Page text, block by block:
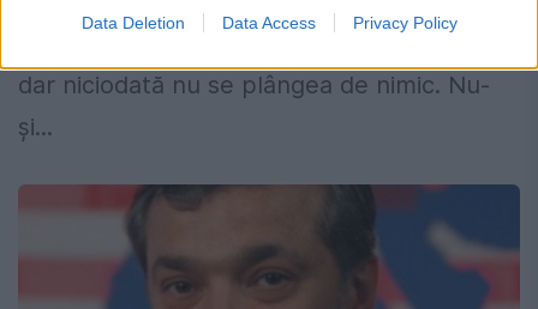
Data Deletion Data Access Privacy Policy
dar niciodată nu se plângea de nimic. Nu-
şi...